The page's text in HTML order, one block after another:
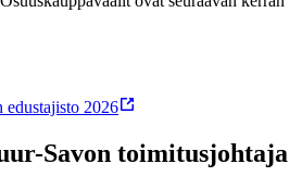
edustajisto 2026
Savon toimitusjohtaja